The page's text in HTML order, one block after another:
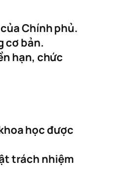
Chính phủ.
cơ bản.
hạn, chức
học được
trách nhiệm